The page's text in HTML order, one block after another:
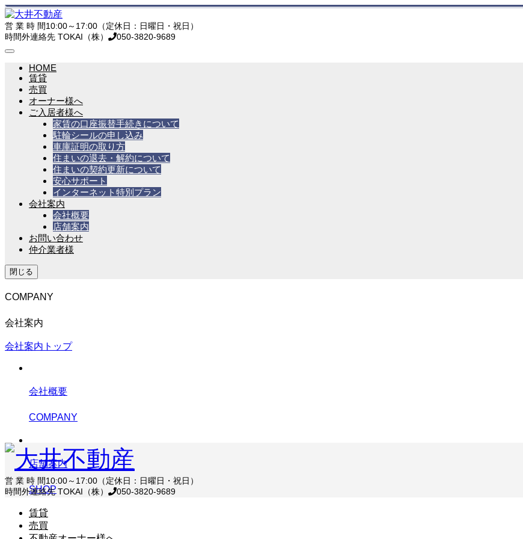
営 業 時 間10:00～17:00（定休日：日曜日・祝日）
時間外連絡先 TOKAI（株）
050-3820-9689
HOME
賃貸
売買
オーナー様へ
ご入居者様へ
家賃の口座振替手続きについて
駐輪シールの申し込み
車庫証明の取り方
住まいの退去・解約について
住まいの契約更新について
安心サポート
インターネット特別プラン
会社案内
会社概要
店舗案内
お問い合わせ
仲介業者様
閉じる
COMPANY
会社案内
会社案内トップ
会社概要
COMPANY
店舗案内
SHOP
営 業 時 間10:00～17:00（定休日：日曜日・祝日）
時間外連絡先 TOKAI（株）
050-3820-9689
賃貸
売買